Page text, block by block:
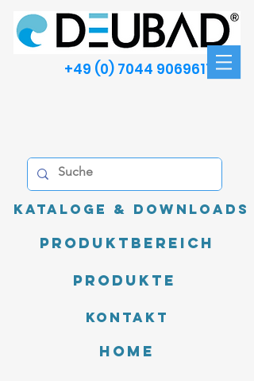
+49 (0) 7044 9069611
Kataloge & Downloads
Produktbereich
Produkte
Kontakt
Home